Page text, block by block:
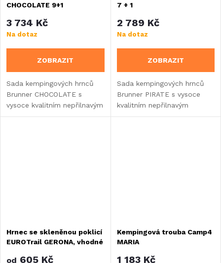
CHOCOLATE 9+1
3 734 Kč
Na dotaz
ZOBRAZIT
Sada kempingových hrnců
Brunner CHOCOLATE s
vysoce kvalitním nepřilnavým
povrchem.
7 + 1
2 789 Kč
Na dotaz
ZOBRAZIT
Sada kempingových hrnců
Brunner PIRATE s vysoce
kvalitním nepřilnavým
povrchem.
Hrnec se skleněnou poklicí
EUROTrail GERONA, vhodné
od 605 Kč
Kempingová trouba Camp4
MARIA
1 183 Kč